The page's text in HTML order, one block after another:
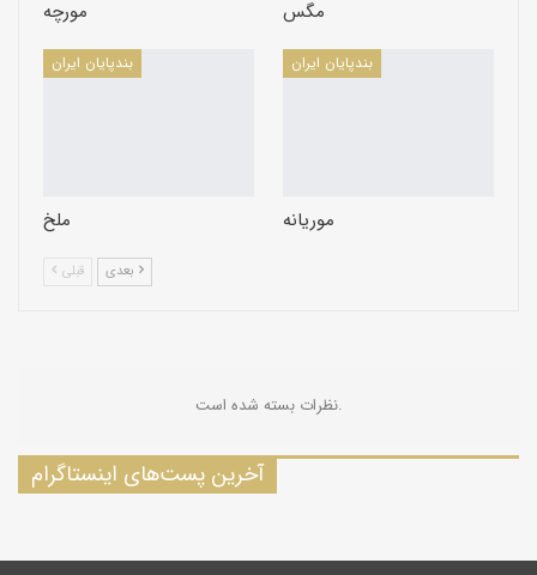
خود بیش از 2000 تخم زرد كوچك می‌گذارد و به این دلیل نیاز به
تغذیه كافی از شته دارد. این تخم‌ها چسبنده بوده و به صورت تك تك
مورچه مگس
بندپایان ايران
ملخ
بندپایان ايران
موریانه
قبلی
نظرات بسته شده است.
آخرین پست‌های اینستاگرام